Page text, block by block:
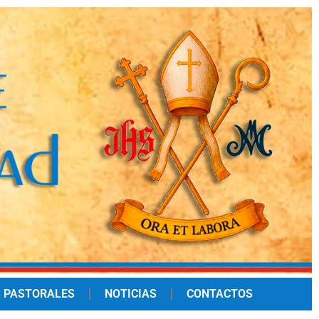
PASTORALES NOTICIAS CONTACTOS